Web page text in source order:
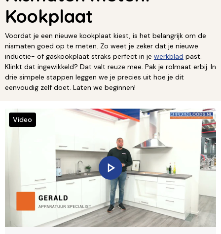
Kookplaat
Voordat je een nieuwe kookplaat kiest, is het belangrijk om de
nismaten goed op te meten. Zo weet je zeker dat je nieuwe
inductie- of gaskookplaat straks perfect in je werkblad past.
Klinkt dat ingewikkeld? Dat valt reuze mee. Pak je rolmaat erbij. In
drie simpele stappen leggen we je precies uit hoe je dit
eenvoudig zelf doet. Laten we beginnen!
Video